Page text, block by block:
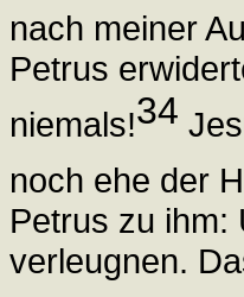
nach meiner
Petrus
niemals!34
noch ehe der
Petrus zu ihm:
verleugnen.